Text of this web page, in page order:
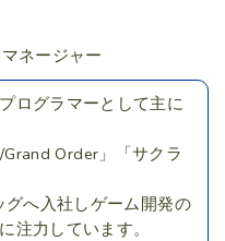
ネージャー
ログラマーとして主に
Order」「サクラ
へ入社しゲーム開発の
注力しています。